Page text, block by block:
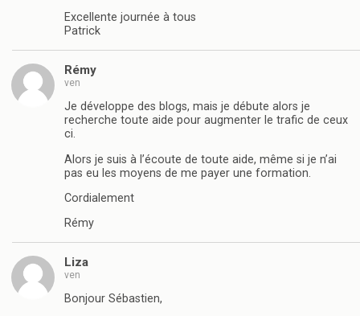
Excellente journée à tous
Patrick
Rémy
ven
Je développe des blogs, mais je débute alors je
recherche toute aide pour augmenter le trafic de ceux
ci.
Alors je suis à l’écoute de toute aide, même si je n’ai
pas eu les moyens de me payer une formation.
Cordialement
Rémy
Liza
ven
Bonjour Sébastien,